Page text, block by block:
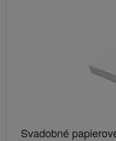
Svadobné